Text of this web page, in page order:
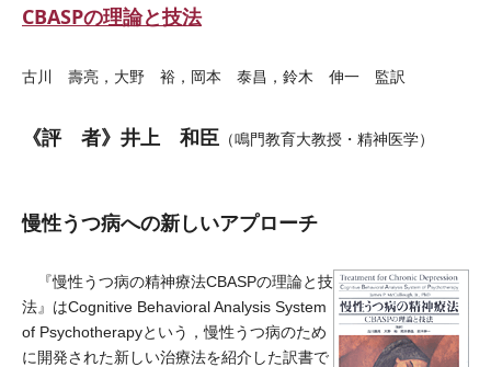
CBASPの理論と技法
古川 壽亮，大野 裕，岡本 泰昌，鈴木 伸一 監訳
《評 者》井上 和臣 （鳴門教育大教授・精神医学）
慢性うつ病への新しいアプローチ
『慢性うつ病の精神療法CBASPの理論と技
法』はCognitive Behavioral Analysis System
of Psychotherapyという，慢性うつ病のため
に開発された新しい治療法を紹介した訳書で